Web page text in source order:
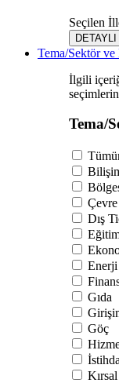
Seçilen
Tema/Sektör
İlgili
Tema/
Çevre
Dış
Enerji
Gıda
Göç